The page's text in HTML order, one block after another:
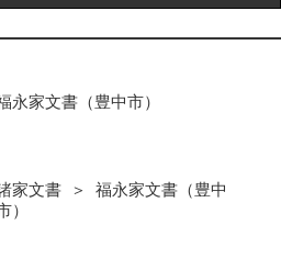
永家文書（豊中市）
家文書 ＞ 福永家文書（豊中
）